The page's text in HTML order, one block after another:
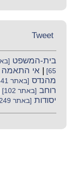
Tweet
בית-המשפט
65]
|אי התאמה
מהנדס [באתר 441]
רוחב [באתר 102]
יסודות [באתר 249]